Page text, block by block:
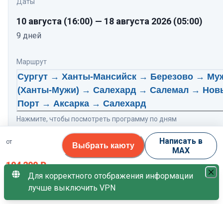
10 августа (16:00) — 18 августа 2026 (05:00)
9 дней
Маршрут
Сургут → Ханты-Мансийск → Березово →
(Ханты-Мужи) → Салехард → Салемал →
Порт → Аксарка → Салехард
Нажмите, чтобы посмотреть программу по дням
Северная сказка
Свободных кают
от
194 290₽
за 1 гостя
Выбрать каюту
Написать в
MAX
Для корректного отображения информации
лучше выключить VPN